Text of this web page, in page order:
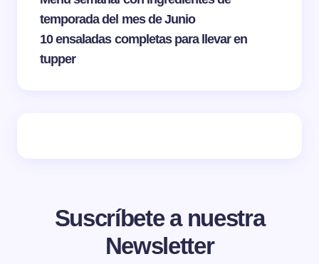
temporada del mes de Junio
10 ensaladas completas para llevar en
tupper
Suscríbete a nuestra
Newsletter